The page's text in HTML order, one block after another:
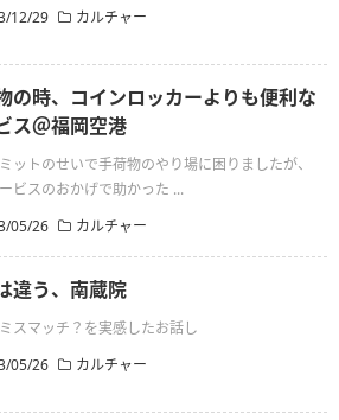
12/29
カルチャー
の時、コインロッカーよりも便利な
ス＠福岡空港
ットのせいで手荷物のやり場に困りましたが、
ビスのおかげで助かった ...
05/26
カルチャー
違う、南蔵院
スマッチ？を実感したお話し
05/26
カルチャー